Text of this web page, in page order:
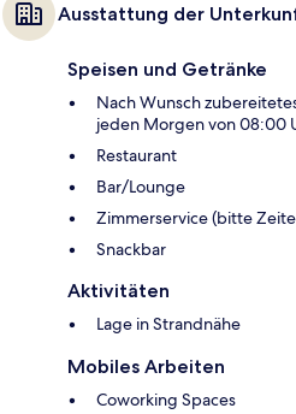
Ausstattung der
Speisen und Getränke
Nach Wunsch
jeden Morgen von 08:00
Restaurant
Bar/Lounge
Zimmerservice (bitte
Snackbar
Aktivitäten
Lage in Strandnähe
Mobiles Arbeiten
Coworking Spaces